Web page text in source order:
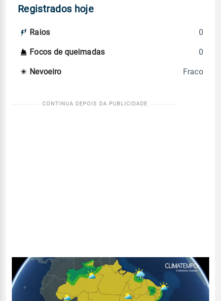
Registrados hoje
Raios 0
Focos de queimadas 0
Nevoeiro Fraco